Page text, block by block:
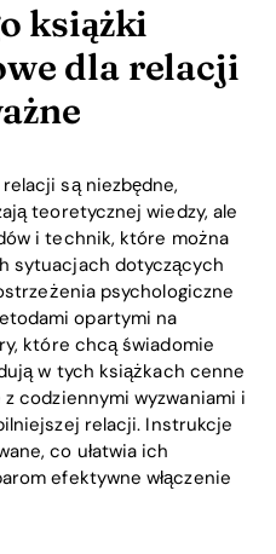
książki
dla relacji
są niezbędne,
teoretycznej wiedzy, ale
i technik, które można
sytuacjach dotyczących
psychologiczne
opartymi na
które chcą świadomie
w tych książkach cenne
codziennymi wyzwaniami i
relacji. Instrukcje
co ułatwia ich
efektywne włączenie